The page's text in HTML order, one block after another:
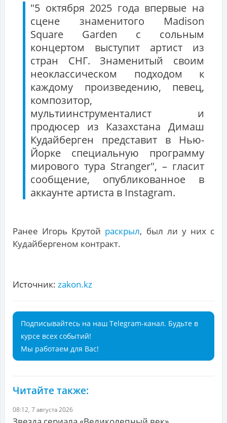
"5 октября 2025 года впервые на
сцене знаменитого Madison
Square Garden с сольным
концертом выступит артист из
стран СНГ. Знаменитый своим
неоклассическом подходом к
каждому произведению, певец,
композитор,
мультиинструменталист и
продюсер из Казахстана Димаш
Кудайберген представит в Нью-
Йорке специальную программу
мирового тура Stranger", – гласит
сообщение, опубликованное в
аккаунте артиста в Instagram.
Ранее Игорь Крутой раскрыл, был ли у них с
Кудайбергеном контракт.
Источник: zakon.kz
Подписывайтесь на наш Telegram-канал. Будьте в
курсе всех событий!
Мы работаем для Вас!
Читайте также:
08:12, 7 августа 2026